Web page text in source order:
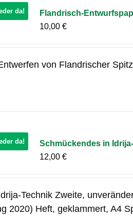
da!
Flandrisch-
10,00€
von Flandrischer
da!
Schmückendes in
12,00€
Technik Zweite,
2020) Heft, geklammert, A4